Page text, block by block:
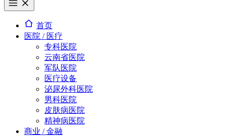
首页
医院 / 医疗
专科医院
云南省医院
军队医院
医疗设备
泌尿外科医院
男科医院
皮肤病医院
精神病医院
商业 / 金融